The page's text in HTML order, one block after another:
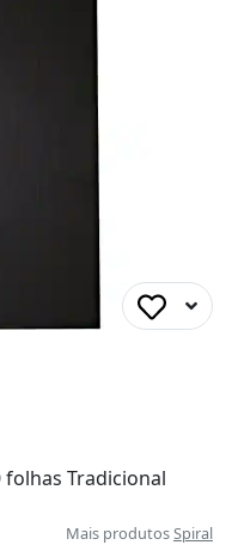
Tradicional
Mais produtosSpiral